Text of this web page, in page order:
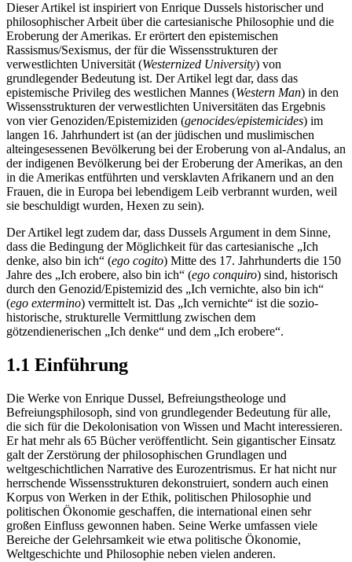
Dieser Artikel ist inspiriert von Enrique Dussels historischer und
philosophischer Arbeit über die cartesianische Philosophie und die
Eroberung der Amerikas. Er erörtert den epistemischen
Rassismus/Sexismus, der für die Wissensstrukturen der
verwestlichten Universität (Westernized University) von
grundlegender Bedeutung ist. Der Artikel legt dar, dass das
epistemische Privileg des westlichen Mannes (Western Man) in den
Wissensstrukturen der verwestlichten Universitäten das Ergebnis
von vier Genoziden/Epistemiziden (genocides/epistemicides) im
langen 16. Jahrhundert ist (an der jüdischen und muslimischen
alteingesessenen Bevölkerung bei der Eroberung von al-Andalus, an
der indigenen Bevölkerung bei der Eroberung der Amerikas, an den
in die Amerikas entführten und versklavten Afrikanern und an den
Frauen, die in Europa bei lebendigem Leib verbrannt wurden, weil
sie beschuldigt wurden, Hexen zu sein).
Der Artikel legt zudem dar, dass Dussels Argument in dem Sinne,
dass die Bedingung der Möglichkeit für das cartesianische „Ich
denke, also bin ich“ (ego cogito) Mitte des 17. Jahrhunderts die 150
Jahre des „Ich erobere, also bin ich“ (ego conquiro) sind, historisch
durch den Genozid/Epistemizid des „Ich vernichte, also bin ich“
(ego extermino) vermittelt ist. Das „Ich vernichte“ ist die sozio-
historische, strukturelle Vermittlung zwischen dem
götzendienerischen „Ich denke“ und dem „Ich erobere“.
1.1 Einführung
Die Werke von Enrique Dussel, Befreiungstheologe und
Befreiungsphilosoph, sind von grundlegender Bedeutung für alle,
die sich für die Dekolonisation von Wissen und Macht interessieren.
Er hat mehr als 65 Bücher veröffentlicht. Sein gigantischer Einsatz
galt der Zerstörung der philosophischen Grundlagen und
weltgeschichtlichen Narrative des Eurozentrismus. Er hat nicht nur
herrschende Wissensstrukturen dekonstruiert, sondern auch einen
Korpus von Werken in der Ethik, politischen Philosophie und
politischen Ökonomie geschaffen, die international einen sehr
großen Einfluss gewonnen haben. Seine Werke umfassen viele
Bereiche der Gelehrsamkeit wie etwa politische Ökonomie,
Weltgeschichte und Philosophie neben vielen anderen.